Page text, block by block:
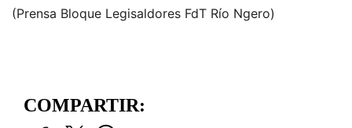
(Prensa Bloque Legisaldores FdT Río Ngero)
COMPARTIR: